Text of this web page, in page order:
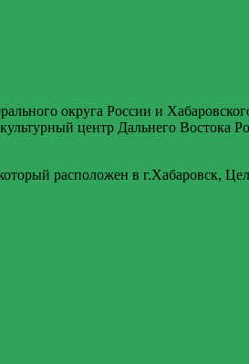
округа России и
центр Дальнего Востока
раcположен в г.Хабаровск,